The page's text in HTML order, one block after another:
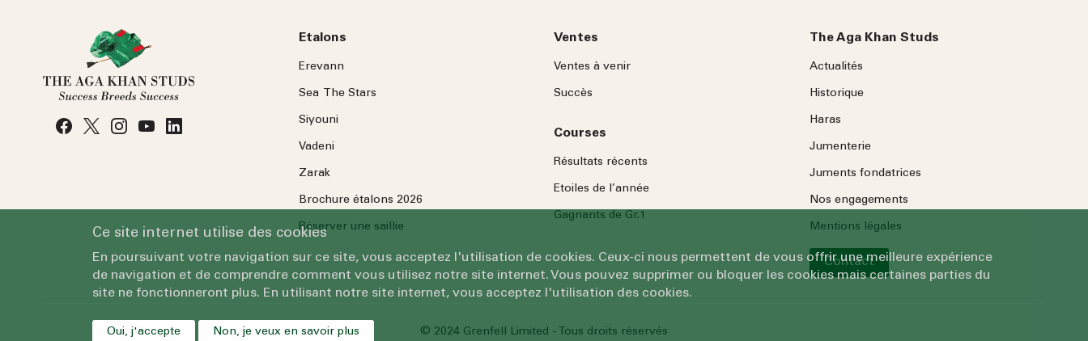
Etalons
Erevann
Sea TheStars
Siyouni
Vadeni
Zarak
Brochure étalons 2026
Réserver une saillie
Ventes
Ventes à venir
Succès
Courses
Résultats récents
Etoiles de l’année
Gagnants de Gr.1
The Aga Khan Studs
Actualités
Historique
Haras
Jumenterie
Juments fondatrices
Nos engagements
Mentions légales
Contact
© 2024 Grenfell Limited - Tous droits réservés
Ce site internet utilise des cookies
En poursuivant votre navigation sur ce site, vous acceptez l'utilisation de cookies. Ceux-ci nous permettent de vous offrir une meilleure expérience
de navigation et de comprendre comment vous utilisez notre site internet. Vous pouvez supprimer ou bloquer les cookies mais certaines parties du
site ne fonctionneront plus. En utilisant notre site internet, vous acceptez l'utilisation des cookies.
Oui, j'accepte Non, je veux en savoir plus